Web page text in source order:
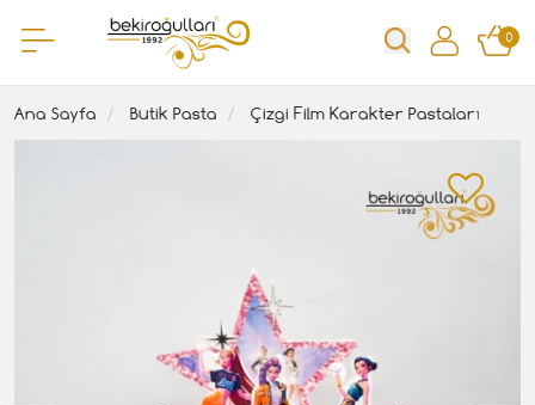
0
Ana Sayfa Butik Pasta Çizgi Film Karakter Pastaları